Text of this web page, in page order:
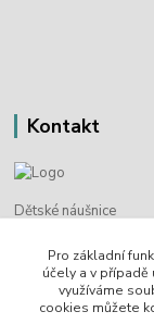
Kontakt
Dětské náušnice
Bohdan
+420
Pro základní
účely a v
využíváme
cookies můžete